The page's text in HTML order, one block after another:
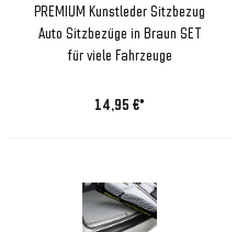
PREMIUM Kunstleder Sitzbezug
Auto Sitzbezüge in Braun SET
für viele Fahrzeuge
14,95 €*